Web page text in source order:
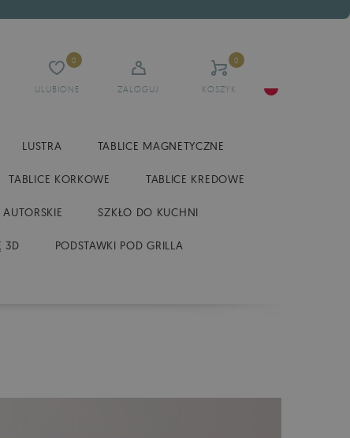
ULUBIONE
0
ZALOGUJ KOSZYK
0
LUSTRA TABLICE MAGNETYCZNE
TABLICE KORKOWE TABLICE KREDOWE
SZKŁO DO KUCHNI
3D PODSTAWKI POD GRILLA